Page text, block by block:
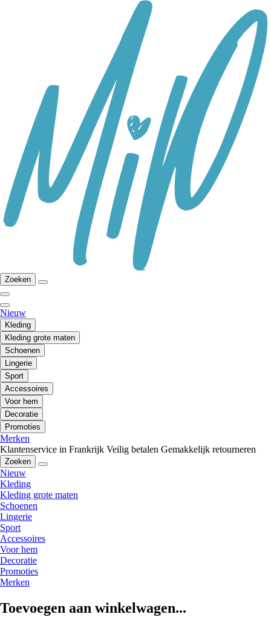
Zoeken
Nieuw
Kleding
Kleding grote maten
Schoenen
Lingerie
Sport
Accessoires
Voor hem
Decoratie
Promoties
Merken
Klantenservice in Frankrijk Veilig betalen Gemakkelijk retourneren
Zoeken
Nieuw
Kleding
Kleding grote maten
Schoenen
Lingerie
Sport
Accessoires
Voor hem
Decoratie
Promoties
Merken
Toevoegen aan winkelwagen...